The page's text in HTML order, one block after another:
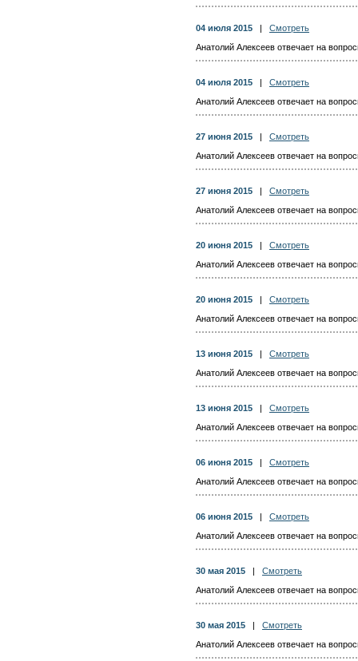
04 июля 2015
Смотреть
Анатолий Алексеев отвечает на
04 июля 2015
Смотреть
Анатолий Алексеев отвечает на
27 июня 2015
Смотреть
Анатолий Алексеев отвечает на
27 июня 2015
Смотреть
Анатолий Алексеев отвечает на
20 июня 2015
Смотреть
Анатолий Алексеев отвечает на
20 июня 2015
Смотреть
Анатолий Алексеев отвечает на
13 июня 2015
Смотреть
Анатолий Алексеев отвечает на
13 июня 2015
Смотреть
Анатолий Алексеев отвечает на
06 июня 2015
Смотреть
Анатолий Алексеев отвечает на
06 июня 2015
Смотреть
Анатолий Алексеев отвечает на
30 мая 2015
Смотреть
Анатолий Алексеев отвечает на
30 мая 2015
Смотреть
Анатолий Алексеев отвечает на